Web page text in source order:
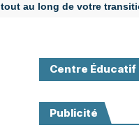
long de votre transition
Centre Éducatif
Publicité